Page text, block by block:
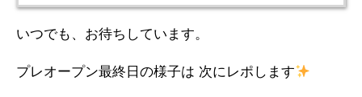
いつでも、お待ちしています。
プレオープン最終日の様子は 次にレポします